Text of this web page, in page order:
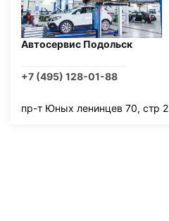
Автосервис Подольск
+7 (495) 128-01-88
пр-т Юных ленинцев 70, стр 2